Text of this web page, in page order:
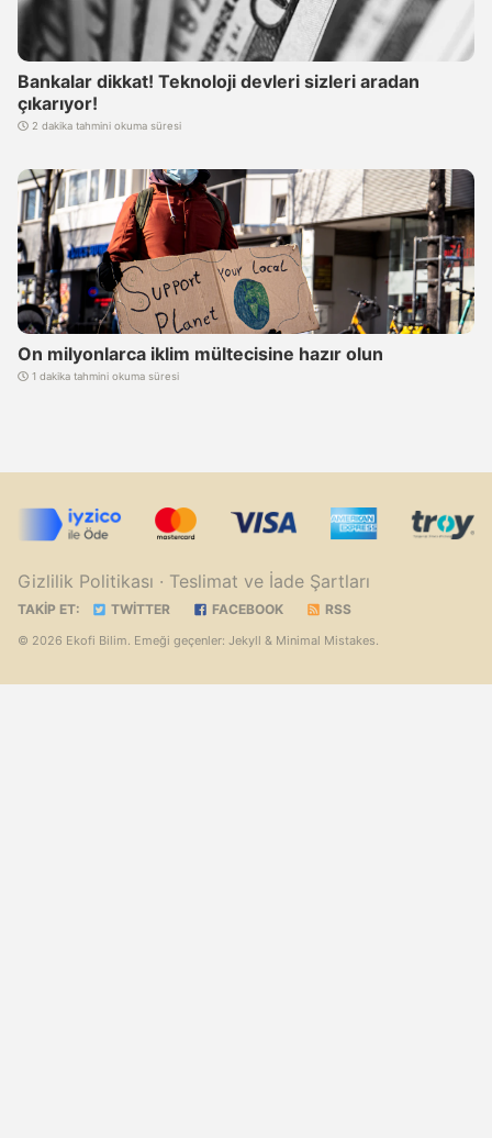
Bankalar dikkat! Teknoloji devleri sizleri aradan
çıkarıyor!
2 dakika tahmini okuma süresi
On milyonlarca iklim mültecisine hazır olun
1 dakika tahmini okuma süresi
Gizlilik Politikası · Teslimat ve İade Şartları
TAKIP ET: TWITTER FACEBOOK RSS
© 2026 Ekofi Bilim. Emeği geçenler: Jekyll & Minimal Mistakes.
Artık Substack'tayız. Yeni haberler için abone olmayı